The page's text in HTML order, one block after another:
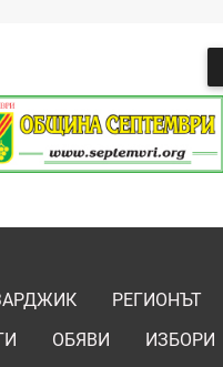
РЕГИОНЪТ
ОБЯВИ
ИЗБОРИ